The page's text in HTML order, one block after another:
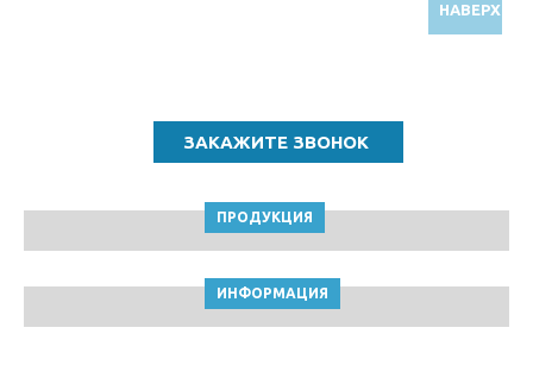
НАВЕРХ
ПРОДУКЦИЯ
ИНФОРМАЦИЯ